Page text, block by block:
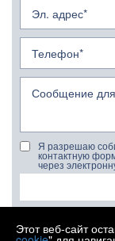
Я разрешаю
контактную
через
Этот веб-сайт